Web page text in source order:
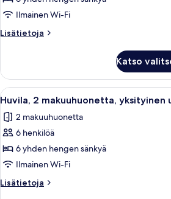
makuuhuonetta,
yksityinen
uima-
kuvat
Ilmainen Wi-Fi
Lisätietoja
Lisätietoja
makuuhuonetta,
yksityinen
uima-
Katso
Avaa
kaikki
huonetyypin
Huvila,
2
makuuhuonetta,
yksityinen
uima-
9
Huvila, 2 makuuhuonetta, yksityinen
2 makuuhuonetta
6 henkilöä
6 yhden hengen sänkyä
Ilmainen Wi-Fi
Lisätietoja
Lisätietoja